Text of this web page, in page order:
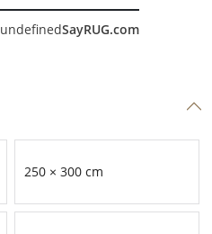
undefinedSayRUG.com
250 × 300 cm